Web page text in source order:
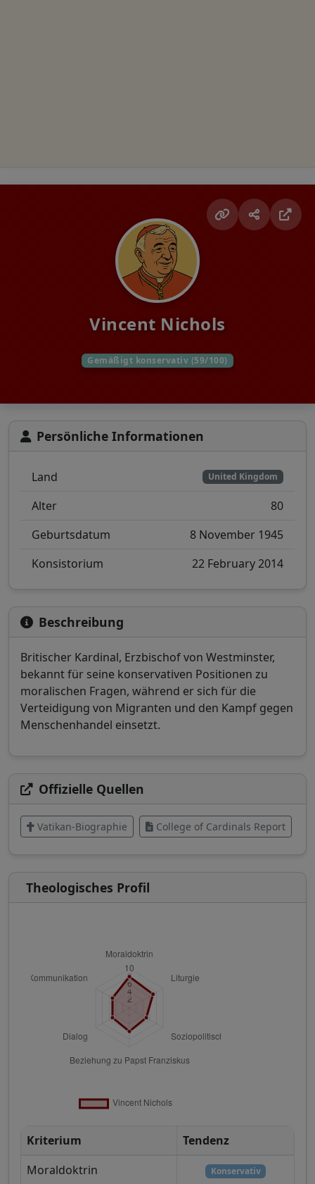
Vincent Nichols
Gemäßigt konservativ (59/100)
Persönliche Informationen
Land United Kingdom
Alter
80
Geburtsdatum
8 November 1945
Konsistorium
22 February 2014
Beschreibung
Britischer Kardinal, Erzbischof von Westminster,
bekannt für seine konservativen Positionen zu
moralischen Fragen, während er sich für die
Verteidigung von Migranten und den Kampf gegen
Menschenhandel einsetzt.
Offizielle Quellen
Vatikan-Biographie College of Cardinals Report
Theologisches Profil
Kriterium
Tendenz
Moraldoktrin
Konservativ